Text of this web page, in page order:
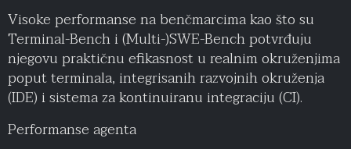
Visoke performanse na benčmarcima kao što su
Terminal-Bench i (Multi-)SWE-Bench potvrđuju
njegovu praktičnu efikasnost u realnim okruženjima
poput terminala, integrisanih razvojnih okruženja
(IDE) i sistema za kontinuiranu integraciju (CI).
Performanse agenta